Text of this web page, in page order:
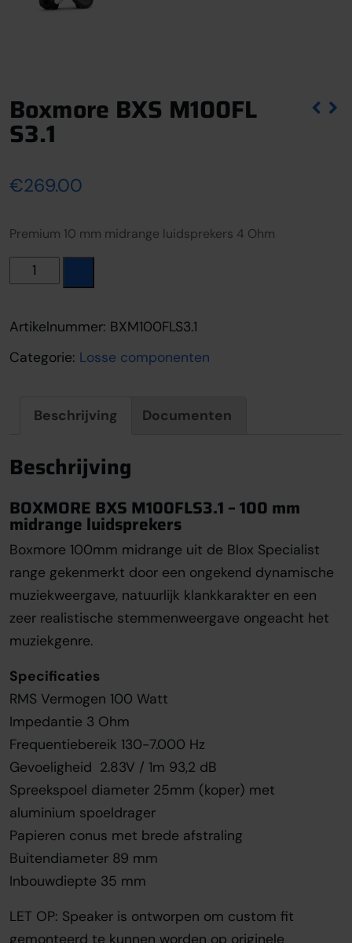
Boxmore BXS M100FL
S3.1
€269.00
Premium 10 mm midrange luidsprekers 4 Ohm
Boxmore BXS M100FL S3.1 aantal
Artikelnummer: BXM100FLS3.1
Categorie: Losse componenten
Beschrijving Documenten
Beschrijving
BOXMORE BXS M100FLS3.1 – 100 mm
midrange luidsprekers
Boxmore 100mm midrange uit de Blox Specialist
range gekenmerkt door een ongekend dynamische
muziekweergave, natuurlijk klankkarakter en een
zeer realistische stemmenweergave ongeacht het
muziekgenre.
Specificaties
RMS Vermogen 100 Watt
Impedantie 3 Ohm
Frequentiebereik 130-7.000 Hz
Gevoeligheid 2.83V / 1m 93,2 dB
Spreekspoel diameter 25mm (koper) met
aluminium spoeldrager
Papieren conus met brede afstraling
Buitendiameter 89 mm
Inbouwdiepte 35 mm
LET OP: Speaker is ontworpen om custom fit
gemonteerd te kunnen worden op originele